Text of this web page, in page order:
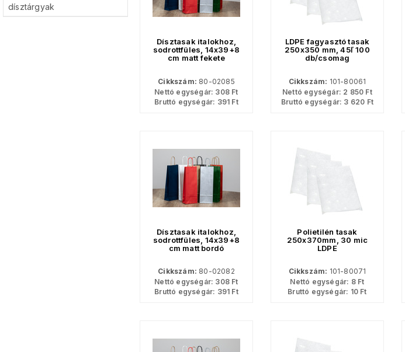
dísztárgyak
Dísztasak italokhoz,
sodrottfüles, 14x39+8
cm matt fekete
Cikkszám: 80-02085
Nettó egységár: 308 Ft
Bruttó egységár: 391 Ft
LDPE fagyasztó tasak
250x350 mm, 45ľ 100
db/csomag
Cikkszám: 101-80061
Nettó egységár: 2 850 Ft
Bruttó egységár: 3 620 Ft
Dísztasak italokhoz,
sodrottfüles, 14x39+8
cm matt bordó
Cikkszám: 80-02082
Nettó egységár: 308 Ft
Bruttó egységár: 391 Ft
Polietilén tasak
250x370mm, 30 mic
LDPE
Cikkszám: 101-80071
Nettó egységár: 8Ft
Bruttó egységár: 10 Ft